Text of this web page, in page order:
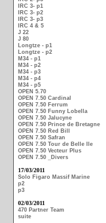
IRC 3- p1
IRC 3- p2
IRC 3- p3
IRC 4 & 5
J 22
J 80
Longtze - p1
Longtze - p2
M34 - p1
M34 - p2
M34 - p3
M34 - p4
M34 - p5
OPEN 5.70
OPEN 7.50 Cardinal
OPEN 7.50 Ferrum
OPEN 7.50 Funny Lobella
OPEN 7.50 Jalucyne
OPEN 7.50 Prince de Bretagne
OPEN 7.50 Red Bill
OPEN 7.50 Safran
OPEN 7.50 Tour de Belle Ile
OPEN 7.50 Vecteur Plus
OPEN 7.50 _Divers
17/03/2011
Solo Figaro Massif Marine
p2
p3
02/03/2011
470 Partner Team
suite